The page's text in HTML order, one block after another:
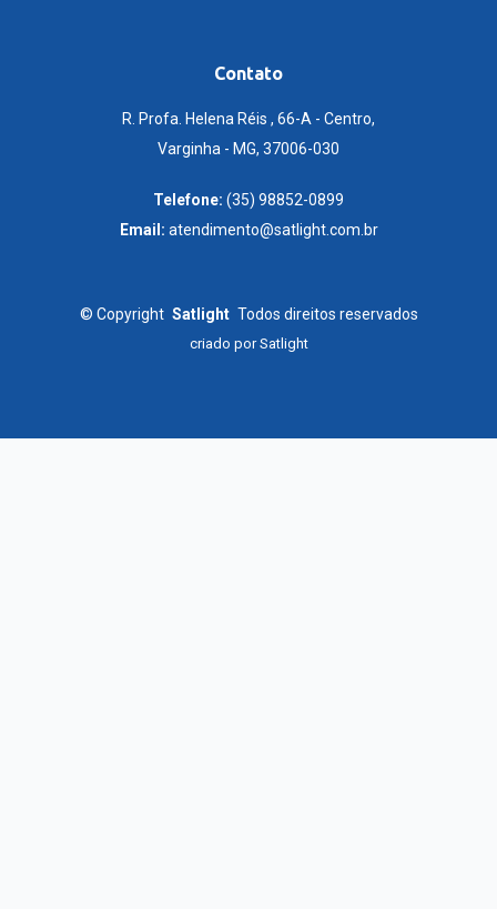
Contato
R. Profa. Helena Réis , 66-A - Centro,
Varginha - MG, 37006-030
Telefone: (35) 98852-0899
Email: atendimento@satlight.com.br
© Copyright Satlight Todos direitos reservados
criado porSatlight